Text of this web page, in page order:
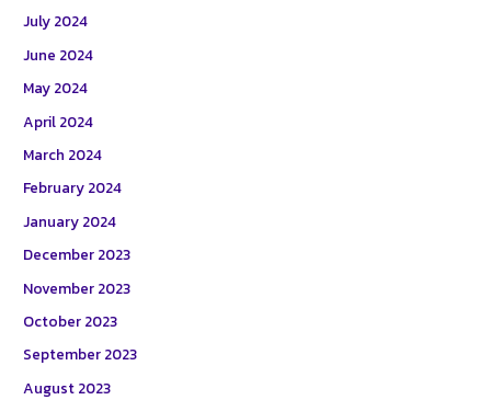
July 2024
June 2024
May 2024
April 2024
March 2024
February 2024
January 2024
December 2023
November 2023
October 2023
September 2023
August 2023